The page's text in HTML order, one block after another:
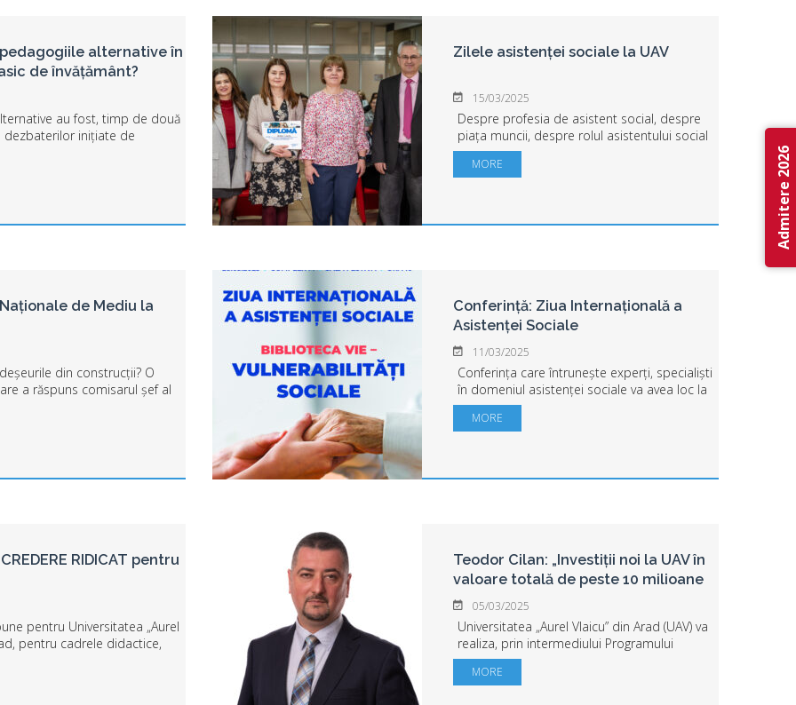
alternative în
de învățământ?
au fost, timp de două
dezbaterilor inițiate de
ale Educației,
Socială. Studenții
Zilele asistenței sociale la UAV
15/03/2025
Despre profesia de asistent social, despre
piața muncii, despre rolul asistentului social
în sprijinirea grupurilor vulnerabile, aflate în
căutarea unui loc de muncă, s-a discutat în
MORE
de Mediu la
din construcții? O
a răspuns comisarul șef al
Arad al Gărzii
dna Viorica Graur, în
Conferință: Ziua Internațională a
Asistenței Sociale
11/03/2025
Conferința care întrunește experți, specialiști
în domeniul asistenței sociale va avea loc la
Universitatea „Aurel Vlaicu” din Arad, în
organizarea Asociației pentru Educație
MORE
RIDICAT pentru
pentru Universitatea „Aurel
pentru cadrele didactice,
didactic auxiliar,
studenții și, desigur,
Teodor Cilan: „Investiții noi la UAV în
valoare totală de peste 10 milioane
de lei”
05/03/2025
Universitatea „Aurel Vlaicu” din Arad (UAV) va
realiza, prin intermediului Programului
Regional Vest 2021-2027, lucrări de
modernizare şi dotări cu echipamente
MORE
Admitere 2026